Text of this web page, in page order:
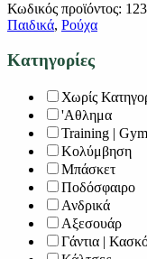
Κωδικός προϊόντος:
Παιδικά, Ρούχα
Κατηγορίες
Χωρίς
'Αθλημα
Training | Gym
Κολύμβηση
Μπάσκετ
Ποδόσφαιρο
Ανδρικά
Αξεσουάρ
Γάντια |